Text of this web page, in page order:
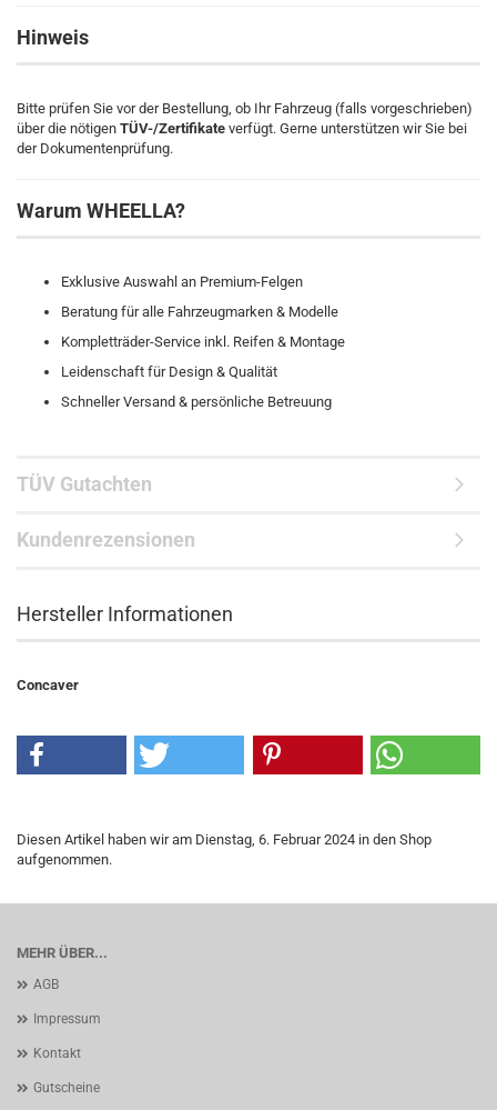
Hinweis
Bitte prüfen Sie vor der Bestellung, ob Ihr Fahrzeug (falls vorgeschrieben)
über die nötigen TÜV-/Zertifikate verfügt. Gerne unterstützen wir Sie bei
der Dokumentenprüfung.
Warum WHEELLA?
Exklusive Auswahl an Premium-Felgen
Beratung für alle Fahrzeugmarken & Modelle
Kompletträder-Service inkl. Reifen & Montage
Leidenschaft für Design & Qualität
Schneller Versand & persönliche Betreuung
TÜV Gutachten
Kundenrezensionen
Hersteller Informationen
Concaver
Diesen Artikel haben wir am Dienstag, 6. Februar 2024 in den Shop
aufgenommen.
MEHR ÜBER...
AGB
Impressum
Kontakt
Gutscheine